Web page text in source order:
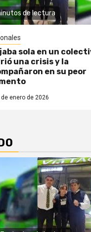
de lectura
sola en un
una crisis y la
en su peor
enero de 2026